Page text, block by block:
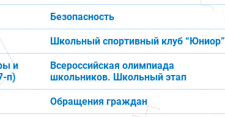
Безопасность
Школьный спортивный клуб “Юниор”
и
п)
Всероссийская олимпиада
школьников. Школьный этап
Обращения граждан